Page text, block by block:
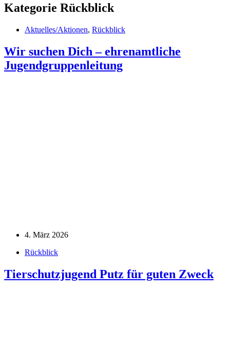
Kategorie Rückblick
Aktuelles/Aktionen, Rückblick
Wir suchen Dich – ehrenamtliche
Jugendgruppenleitung
4. März 2026
Rückblick
Tierschutzjugend Putz für guten Zweck